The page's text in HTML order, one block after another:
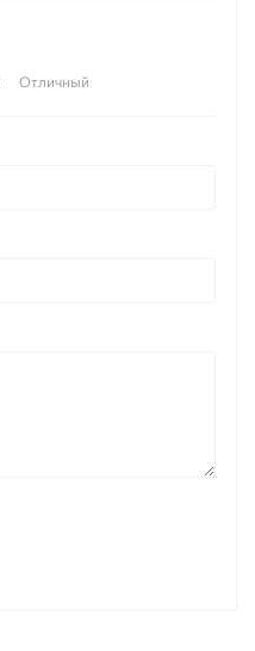
Отличный